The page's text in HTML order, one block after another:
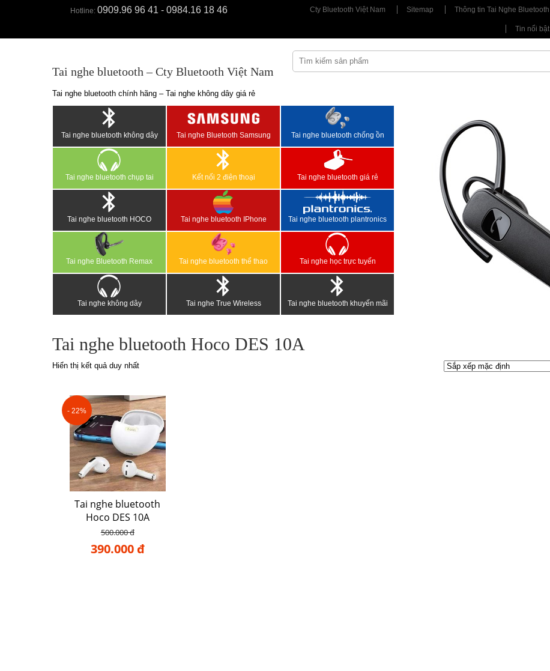
Hotline: 0909.96 96 41 - 0984.16 18 46 Cty Bluetooth Việt Nam Sitemap Thông tin Tai Nghe Bluetooth
Tin nổi bật
Tai nghe bluetooth – Cty Bluetooth Việt Nam
Tai nghe bluetooth chính hãng – Tai nghe không dây giá rẻ
Tai nghe bluetooth không dây Tai nghe Bluetooth Samsung Tai nghe bluetooth chống ồn
Tai nghe bluetooth chụp tai Kết nối 2 điện thoại Tai nghe bluetooth giá rẻ
Tai nghe bluetooth HOCO Tai nghe bluetooth IPhone Tai nghe bluetooth plantronics
Tai nghe Bluetooth Remax Tai nghe bluetooth thể thao Tai nghe học trực tuyến
Tai nghe không dây Tai nghe True Wireless Tai nghe bluetooth khuyến mãi
Tai nghe bluetooth Hoco DES 10A
Hiển thị kết quả duy nhất
- 22%
Tai nghe bluetooth
Hoco DES 10A
500.000 đ
390.000 đ